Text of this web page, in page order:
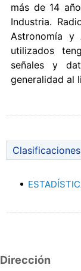
más de 14
Industria.
Astronomía y
utilizados
señales y
generalidad al
Dirección